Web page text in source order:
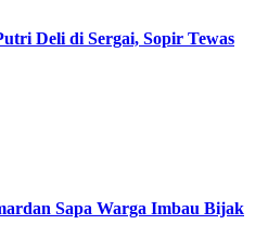
Deli di Sergai, Sopir Tewas
Sapa Warga Imbau Bijak